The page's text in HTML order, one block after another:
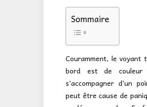
Sommaire
Couramment, le voyant
bord est de couleur
s’accompagner d’un
peut être cause de